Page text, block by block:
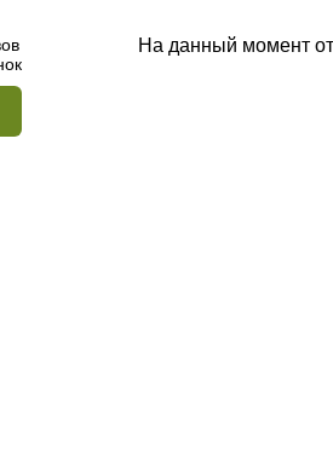
На данный момент